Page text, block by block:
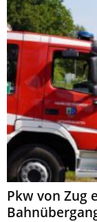
Pkw von Zug